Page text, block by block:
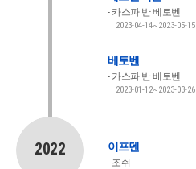
카스파 반 베토벤
2023-04-14~2023-05-15
베토벤
카스파 반 베토벤
2023-01-12~2023-03-26
2022 이프덴
조쉬